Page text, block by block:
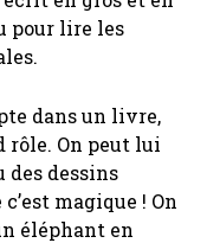
pour lire les
dans un livre,
rôle. On peut lui
des dessins
magique ! On
éléphant en